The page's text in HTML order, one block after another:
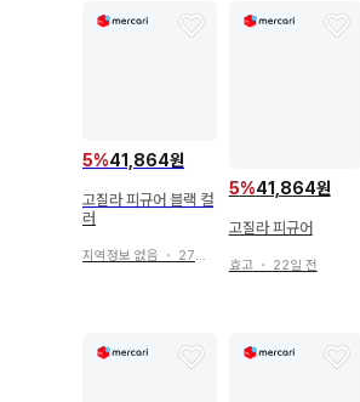
5%41,864원
고질라 피규어 블랙 컬
러
지역정보 없음 ・ 27일 전
5%41,864원
고질라 피규어
효고・ 22일 전